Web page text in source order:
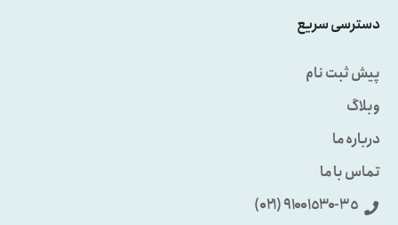
دسترسی سریع
پیش ثبت نام
وبلاگ
درباره ما
تماس با ما
٩۱۰۰۱٥۳۰-۳٥ (۰۲۱)